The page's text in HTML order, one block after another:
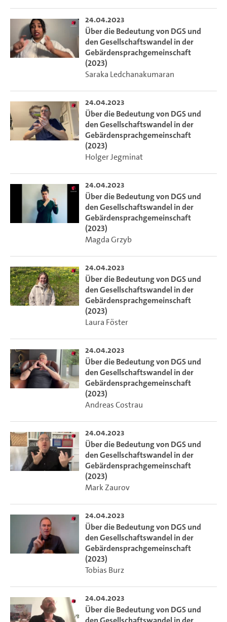
24.04.2023
Über die Bedeutung von DGS und
den Gesellschaftswandel in der
Gebärdensprachgemeinschaft
(2023)
Saraka Ledchanakumaran
24.04.2023
Über die Bedeutung von DGS und
den Gesellschaftswandel in der
Gebärdensprachgemeinschaft
(2023)
Holger Jegminat
24.04.2023
Über die Bedeutung von DGS und
den Gesellschaftswandel in der
Gebärdensprachgemeinschaft
(2023)
Magda Grzyb
24.04.2023
Über die Bedeutung von DGS und
den Gesellschaftswandel in der
Gebärdensprachgemeinschaft
(2023)
Laura Föster
24.04.2023
Über die Bedeutung von DGS und
den Gesellschaftswandel in der
Gebärdensprachgemeinschaft
(2023)
Andreas Costrau
24.04.2023
Über die Bedeutung von DGS und
den Gesellschaftswandel in der
Gebärdensprachgemeinschaft
(2023)
Mark Zaurov
24.04.2023
Über die Bedeutung von DGS und
den Gesellschaftswandel in der
Gebärdensprachgemeinschaft
(2023)
Tobias Burz
24.04.2023
Über die Bedeutung von DGS und